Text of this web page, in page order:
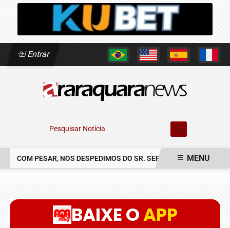
Entrar
Pesquisar Notícia
COM PESAR, NOS DESPEDIMOS DO SR. SERGIO CLAUDINEI SOLER
MENU
BAIXE OAPP